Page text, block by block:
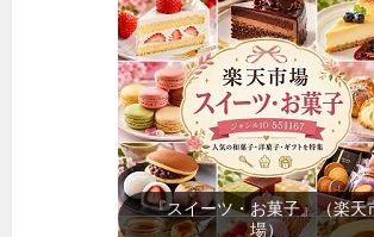
『メンズファッション』（楽
場）